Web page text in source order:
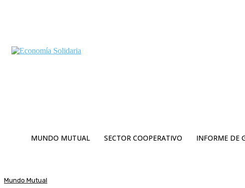
MUNDO MUTUAL SECTOR COOPERATIVO INFORME DE
Mundo Mutual